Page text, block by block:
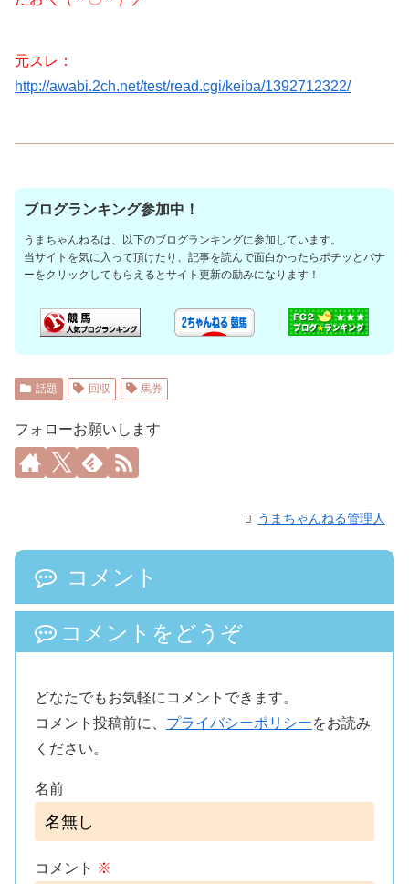
元スレ：
http://awabi.2ch.net/test/read.cgi/keiba/1392712322/
ブログランキング参加中！
うまちゃんねるは、以下のブログランキングに参加しています。
当サイトを気に入って頂けたり、記事を読んで面白かったらポチッとバナ
ーをクリックしてもらえるとサイト更新の励みになります！
話題 回収 馬券
フォローお願いします
うまちゃんねる管理人
コメント
コメントをどうぞ
どなたでもお気軽にコメントできます。
コメント投稿前に、 プライバシーポリシーをお読み
ください。
名前
コメント ※